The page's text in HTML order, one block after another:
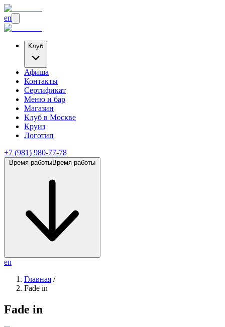
en
Клуб
Афиша
Контакты
Сертификат
Меню и бар
Магазин
Клуб в Москве
Круиз
Логотип
+7 (981) 980-77-78
Время работыВремя работы
en
Главная /
Fade in
Fade in